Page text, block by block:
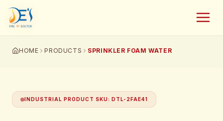
HOME PRODUCTS SPRINKLER FOAM WATER
INDUSTRIAL PRODUCT SKU: DTL-2FAE41